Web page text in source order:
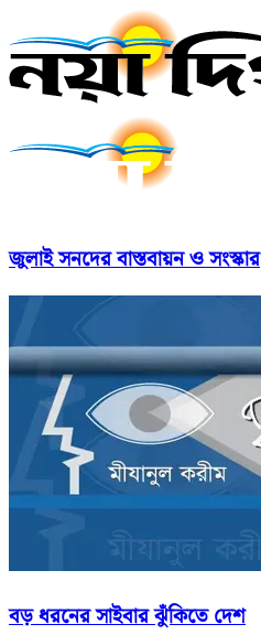
জুলাই সনদের বাস্তবায়ন ও সংস্কার
বড় ধরনের সাইবার ঝুঁকিতে দেশ